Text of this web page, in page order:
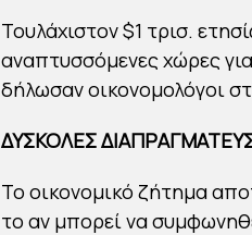
Τουλάχιστον $1 τρισ.
αναπτυσσόμενες χώρες
δήλωσαν οικονομολόγοι
ΔΥΣΚΟΛΕΣ
Το οικονομικό ζήτημα
το αν μπορεί να